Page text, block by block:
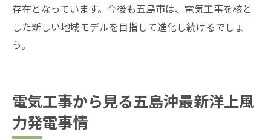
存在となっています。今後も五島市は、電気工事を核と
した新しい地域モデルを目指して進化し続けるでしょ
う。
電気工事から見る五島沖最新洋上風
力発電事情